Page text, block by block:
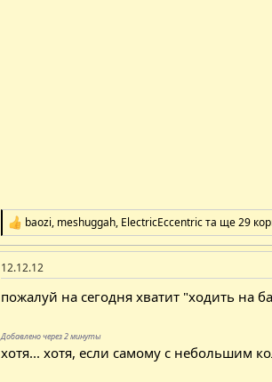
Р
е
а
к
і
baozi, meshuggah, ElectricEccentricта ще 29
12.12.12
пожалуй на сегодня хватит "ходить на
Добавлено через 2 минуты
хотя... хотя, если самому с небольшим